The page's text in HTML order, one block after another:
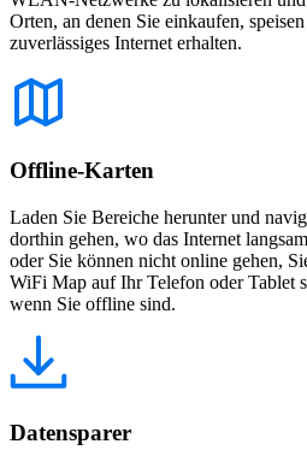
Orten, an denen Sie einkaufen,
zuverlässiges Internet erhalten.
Offline-Karten
Laden Sie Bereiche herunter und
dorthin gehen, wo das Internet
oder Sie können nicht online gehen,
WiFi Map auf Ihr Telefon oder Tablet
wenn Sie offline sind.
Datensparer